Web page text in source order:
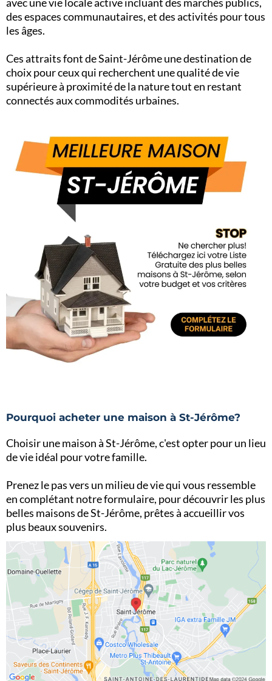
des espaces communautaires, et des activités pour tous
les âges.
Ces attraits font de Saint-Jérôme une destination de
choix pour ceux qui recherchent une qualité de vie
supérieure à proximité de la nature tout en restant
connectés aux commodités urbaines.
Pourquoi acheter une maison à St-Jérôme?
Choisir une maison à St-Jérôme, c'est opter pour un lieu
de vie idéal pour votre famille.
Prenez le pas vers un milieu de vie qui vous ressemble
en complétant notre formulaire, pour découvrir les plus
belles maisons de St-Jérôme, prêtes à accueillir vos
plus beaux souvenirs.